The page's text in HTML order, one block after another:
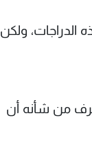
الدراجات، ولكن
من شأنه أن